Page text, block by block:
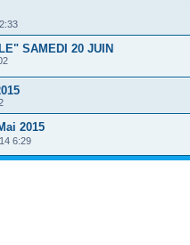
SAMEDI 20 JUIN
2015
6:29